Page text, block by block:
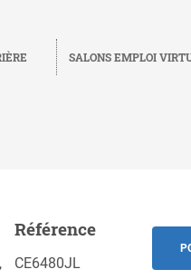
SALONS EMPLOI
Sauvegarder
Référence
CE6480JL